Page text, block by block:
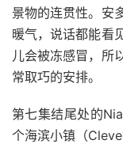
景物的连贯性。安
暖气，说话都能看
儿会被冻感冒，所
常取巧的安排。
第七集结尾处的
个海滨小镇（